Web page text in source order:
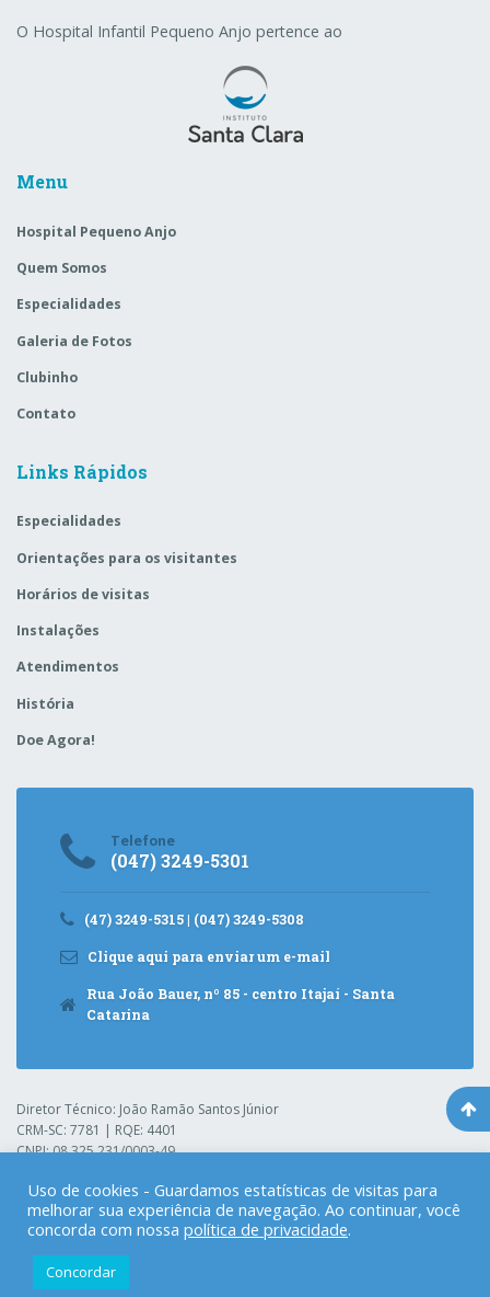
O Hospital Infantil Pequeno Anjo pertence ao
Menu
Hospital Pequeno Anjo
Quem Somos
Especialidades
Galeria de Fotos
Clubinho
Contato
Links Rápidos
Especialidades
Orientações para os visitantes
Horários de visitas
Instalações
Atendimentos
História
Doe Agora!
Telefone
(047) 3249-5301
(47) 3249-5315 | (047) 3249-5308
Clique aqui para enviar um e-mail
Rua João Bauer, nº 85 - centro Itajaí - Santa
Catarina
Diretor Técnico: João Ramão Santos Júnior
CRM-SC: 7781 | RQE: 4401
CNPJ: 08.325.231/0003-49
Hospital Pequeno Anjo© 2021. Todos os direitos reservados.
Gerenciado por:
Uso de cookies - Guardamos estatísticas de visitas para
melhorar sua experiência de navegação. Ao continuar, você
concorda com nossa política de privacidade.
Concordar